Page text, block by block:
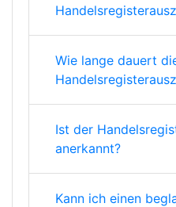
Wie lange dauert
Ist der
anerkannt?
Kann ich einen